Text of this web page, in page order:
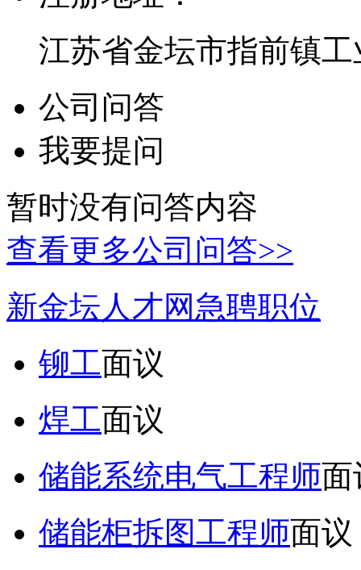
江苏省金坛市指前镇
公司问答
我要提问
暂时没有问答内容
查看更多公司问答>>
新金坛人才网急聘职位
铆工面议
焊工面议
储能系统电气工程师面
储能柜拆图工程师面议